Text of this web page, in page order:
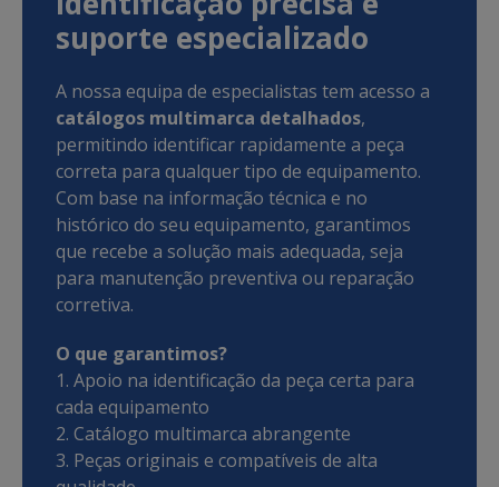
suporte especializado
A nossa equipa de especialistas tem acesso a
catálogos multimarca detalhados,
permitindo identificar rapidamente a peça
correta para qualquer tipo de equipamento.
Com base na informação técnica e no
histórico do seu equipamento, garantimos
que recebe a solução mais adequada, seja
para manutenção preventiva ou reparação
corretiva.
O que garantimos?
1. Apoio na identificação da peça certa para
cada equipamento
2. Catálogo multimarca abrangente
3. Peças originais e compatíveis de alta